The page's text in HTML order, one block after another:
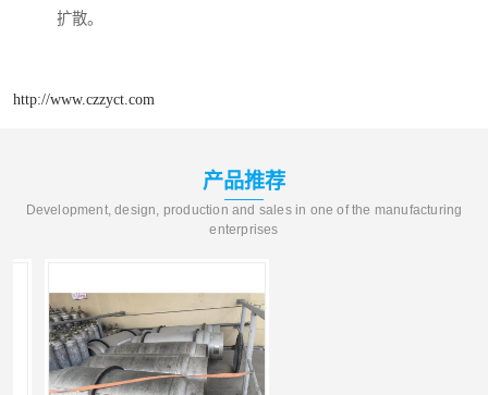
扩散。
http://www.czzyct.com
产品推荐
Development, design, production and sales in one of the manufacturing
enterprises